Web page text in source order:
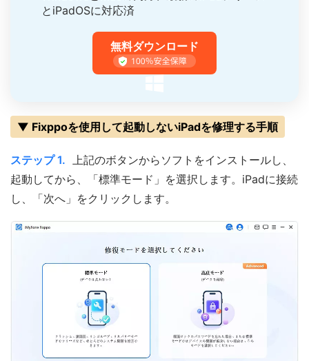
とiPadOSに対応済
無料ダウンロード
▼ Fixppoを使用して起動しないiPadを修理する手順
ステップ 1. 上記のボタンからソフトをインストールし、
起動してから、「標準モード」を選択します。iPadに接続
し、「次へ」をクリックします。